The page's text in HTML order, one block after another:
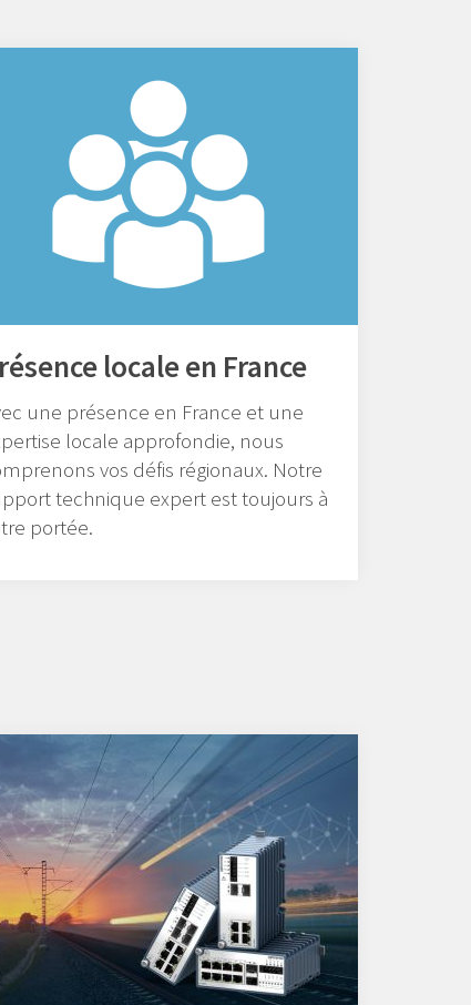
locale en France
une présence en France et une
locale approfondie, nous
vos défis régionaux. Notre
technique expert est toujours à
portée.